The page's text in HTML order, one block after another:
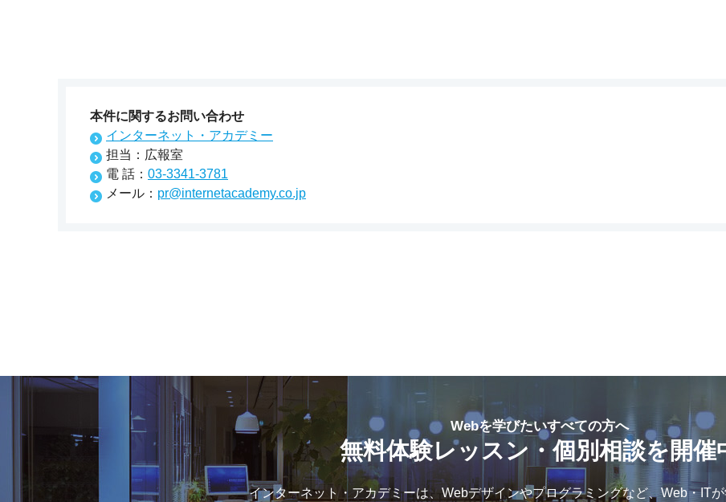
本件に関するお問い合わせ
インターネット・アカデミー
担当：広報室
電 話： 03-3341-3781
メール： pr@internetacademy.co.jp
Webを学びたいすべての方へ
無料体験レッスン・個別相談を開催
インターネット・アカデミーは、Webデザインやプログラミングなど、Web・IT